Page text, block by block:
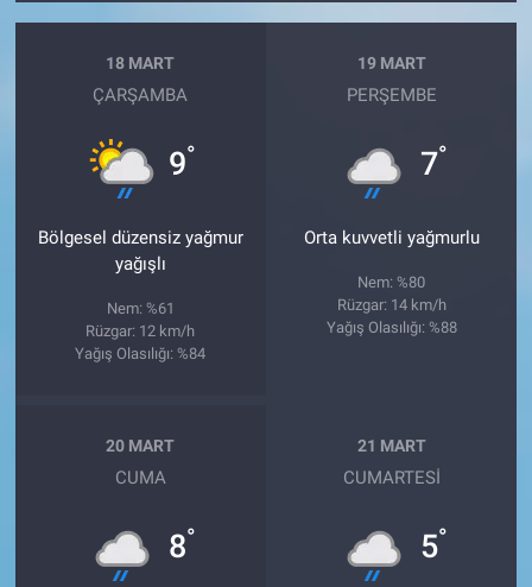
18 MART
ÇARŞAMBA
9°
Bölgesel düzensiz yağmur
yağışlı
Nem: %61
Rüzgar: 12 km/h
Yağış Olasılığı: %84
19 MART
PERŞEMBE
7°
Orta kuvvetli yağmurlu
Nem: %80
Rüzgar: 14 km/h
Yağış Olasılığı: %88
20 MART
CUMA
8°
21 MART
CUMARTESI
5°